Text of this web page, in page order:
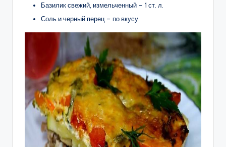
Базилик свежий, измельченный – 1 ст. л.
Соль и черный перец – по вкусу.